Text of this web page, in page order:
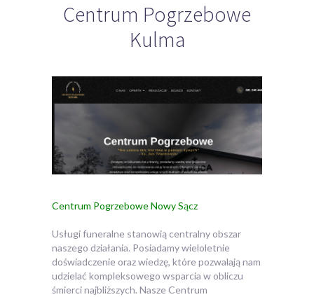
Centrum Pogrzebowe
Kulma
Centrum Pogrzebowe Nowy Sącz
Usługi funeralne stanowią centralny obszar
naszego działania. Posiadamy wieloletnie
doświadczenie oraz wiedzę, które pozwalają nam
udzielać kompleksowego wsparcia w obliczu
śmierci najbliższych. Nasze Centrum